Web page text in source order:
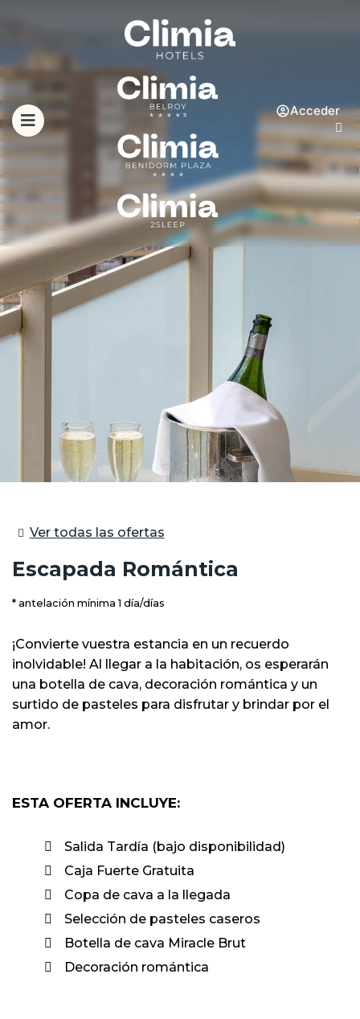
Acceder
Ver todas las ofertas
Escapada Romántica
antelación mínima 1 día/días
¡Convierte vuestra estancia en un recuerdo
inolvidable! Al llegar a la habitación, os esperarán
una botella de cava, decoración romántica y un
surtido de pasteles para disfrutar y brindar por el
amor.
ESTA OFERTA INCLUYE:
Salida Tardía (bajo disponibilidad)
Caja Fuerte Gratuita
Copa de cava a la llegada
Selección de pasteles caseros
Botella de cava Miracle Brut
Decoración romántica